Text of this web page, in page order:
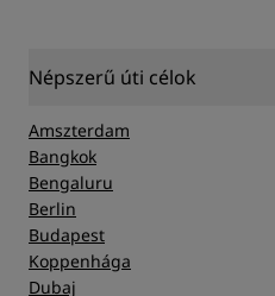
Népszerű úti célok
Amszterdam
Bangkok
Bengaluru
Berlin
Budapest
Koppenhága
Dubaj